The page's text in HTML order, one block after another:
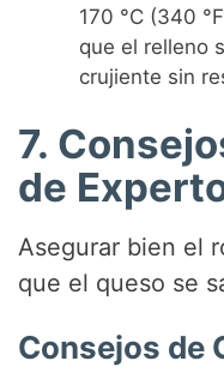
170 °C (340
que el relleno
crujiente sin
7.
de
Asegurar bien el
que el queso se
Consejos de